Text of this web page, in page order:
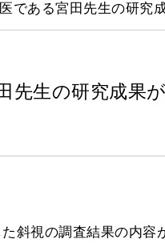
である宮田先生の研究
先生の研究成果
斜視の調査結果の内容